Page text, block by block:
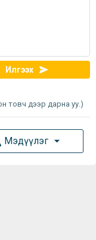
Илгээх
товч дээр дарна уу.)
Мэдүүлэг